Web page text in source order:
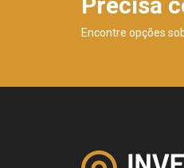
Encontre opções